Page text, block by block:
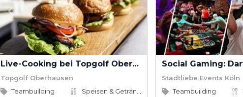
Live-Cooking bei Topgolf Oberhausen
Topgolf Oberhausen
Teambuilding
Stadtliebe Events Köln
Teambuilding